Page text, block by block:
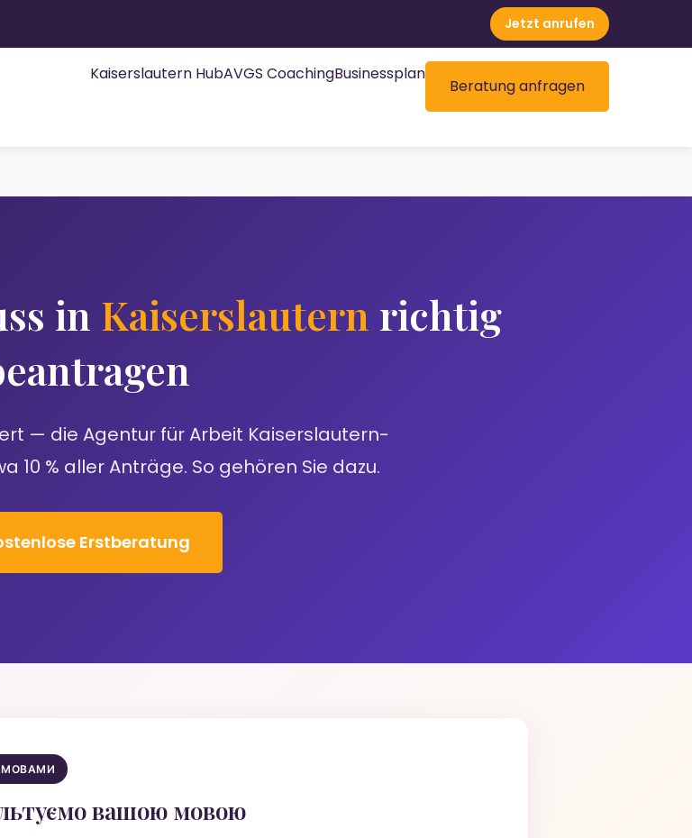
Jetzt anrufen
Kaiserslautern HubAVGS CoachingBusinessplan
Beratung anfragen
in Kaiserslautern richtig
— die Agentur für Arbeit Kaiserslautern-
10 % aller Anträge. So gehören Sie dazu.
Erstberatung
МОВАМИ
вашою мовою